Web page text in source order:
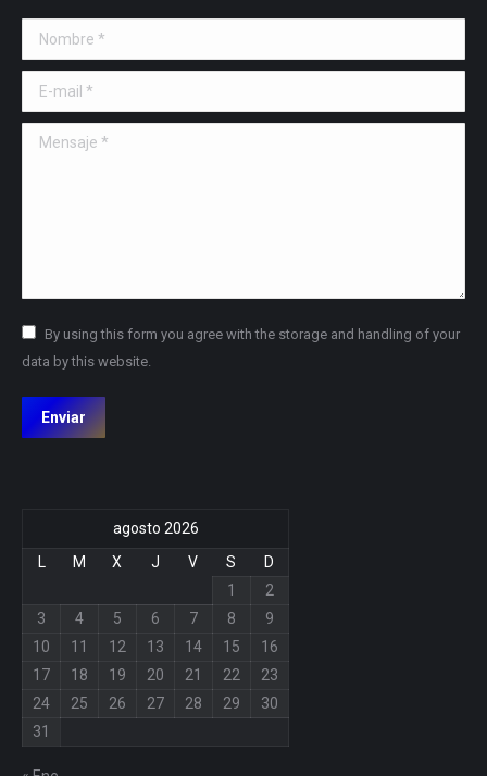
Nombre *
E-mail *
Mensaje *
By using this form you agree with the storage and handling of your
data by this website.
Enviar
agosto 2026
L
M X J V S
D
1
2
3
4 5 6 7 8
9
10
11 12 13 14 15
16
17
18 19 20 21 22
23
24
25 26 27 28 29
30
31